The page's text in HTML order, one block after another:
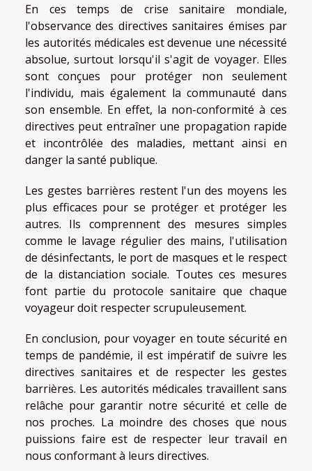
En ces temps de crise sanitaire mondiale,
l'observance des directives sanitaires émises par
les autorités médicales est devenue une nécessité
absolue, surtout lorsqu'il s'agit de voyager. Elles
sont conçues pour protéger non seulement
l'individu, mais également la communauté dans
son ensemble. En effet, la non-conformité à ces
directives peut entraîner une propagation rapide
et incontrôlée des maladies, mettant ainsi en
danger la santé publique.
Les gestes barrières restent l'un des moyens les
plus efficaces pour se protéger et protéger les
autres. Ils comprennent des mesures simples
comme le lavage régulier des mains, l'utilisation
de désinfectants, le port de masques et le respect
de la distanciation sociale. Toutes ces mesures
font partie du protocole sanitaire que chaque
voyageur doit respecter scrupuleusement.
En conclusion, pour voyager en toute sécurité en
temps de pandémie, il est impératif de suivre les
directives sanitaires et de respecter les gestes
barrières. Les autorités médicales travaillent sans
relâche pour garantir notre sécurité et celle de
nos proches. La moindre des choses que nous
puissions faire est de respecter leur travail en
nous conformant à leurs directives.